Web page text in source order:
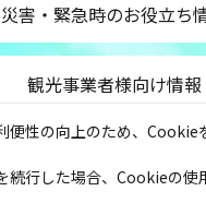
災害・緊急時のお役立ち
観光事業者様向け情報
神奈川県観光協会
便性の向上のため、Cookie
続行した場合、Cookieの使